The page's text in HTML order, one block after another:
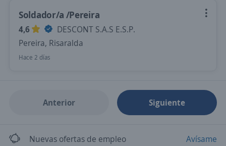
Soldador/a /Pereira
4,6
DESCONT S.A.S E.S.P.
Pereira, Risaralda
Hace 2 días
Anterior Siguiente
Nuevas ofertas de empleo Avísame